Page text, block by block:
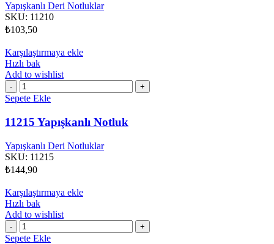
Yapışkanlı Deri Notluklar
SKU: 11210
₺103,50
Karşılaştırmaya ekle
Hızlı bak
Add to wishlist
11215
Yapışkanlı
adet
Sepete Ekle
11215 Yapışkanlı Notluk
Yapışkanlı Deri Notluklar
SKU: 11215
₺144,90
Karşılaştırmaya ekle
Hızlı bak
Add to wishlist
11220KRM
Geri
Sepete Ekle